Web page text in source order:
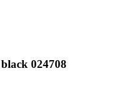
024708